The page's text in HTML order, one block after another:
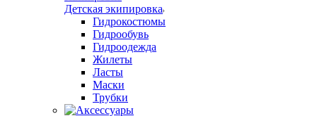
Детская экипировка
Гидрокостюмы
Гидрообувь
Гидроодежда
Жилеты
Ласты
Маски
Трубки